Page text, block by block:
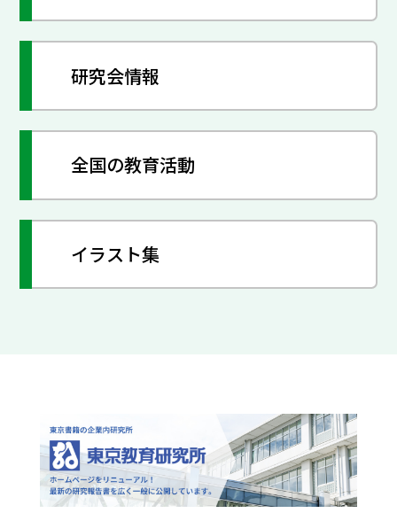
研究会情報
全国の教育活動
イラスト集